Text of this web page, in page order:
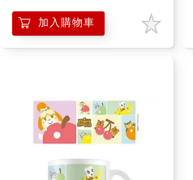
加入購物車